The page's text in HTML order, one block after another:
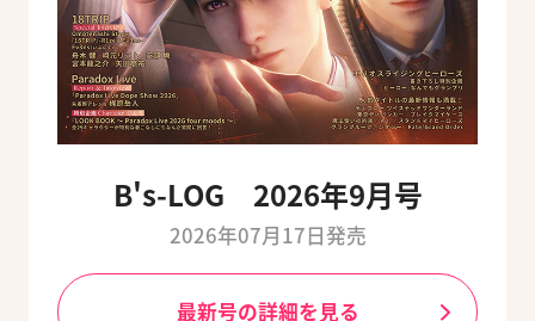
B's-LOG 2026年9月号
2026年07月17日発売
最新号の詳細を見る